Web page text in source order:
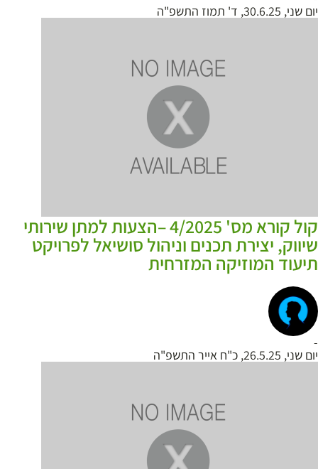
יום שני, 30.6.25, ד' תמוז התשפ"ה
קול קורא מס' 4/2025 –הצעות למתן שירותי
שיווק, יצירת תכנים וניהול סושיאל לפרויקט
תיעוד המוזיקה המזרחית
-
יום שני, 26.5.25, כ"ח אייר התשפ"ה